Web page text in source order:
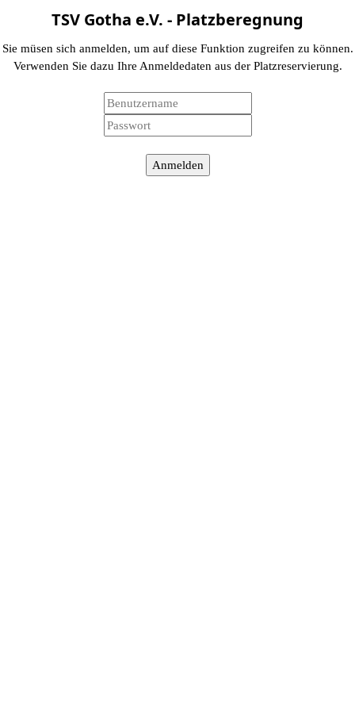
TSV Gotha e.V. - Platzberegnung
Sie müsen sich anmelden, um auf diese Funktion zugreifen zu können.
Verwenden Sie dazu Ihre Anmeldedaten aus der Platzreservierung.